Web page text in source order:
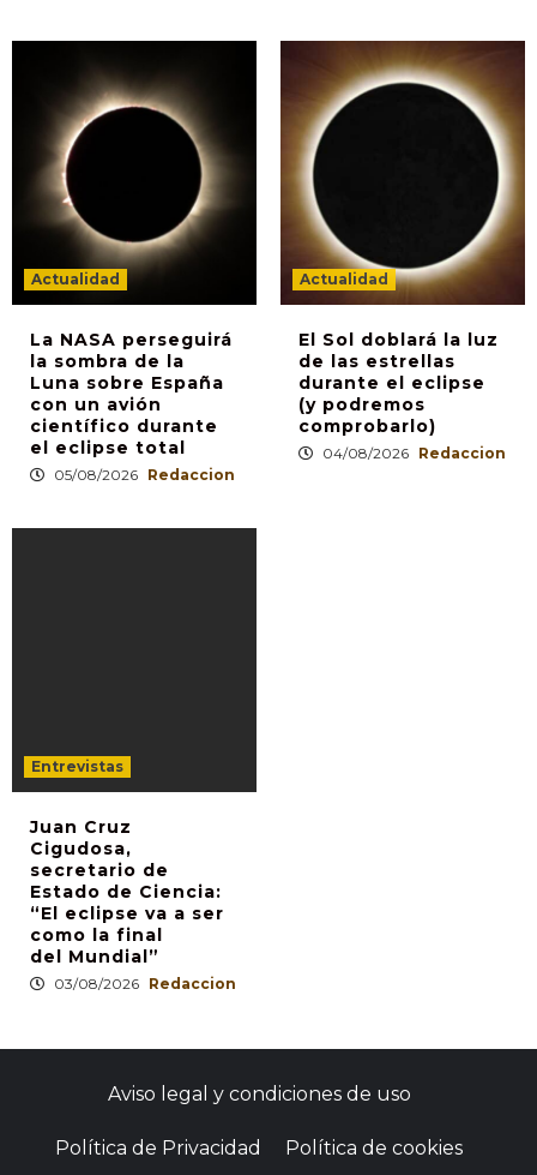
Actualidad
La NASA perseguirá
la sombra de la
Luna sobre España
con un avión
científico durante
el eclipse total
05/08/2026 Redaccion
Actualidad
El Sol doblará la luz
de las estrellas
durante el eclipse
(y podremos
comprobarlo)
04/08/2026 Redaccion
Entrevistas
Juan Cruz
Cigudosa,
secretario de
Estado de Ciencia:
“El eclipse va a ser
como la final
del Mundial”
03/08/2026 Redaccion
Aviso legal y condiciones de uso
Política de Privacidad Política de cookies